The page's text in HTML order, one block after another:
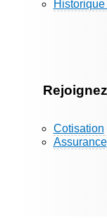
Cotisation
Assurance